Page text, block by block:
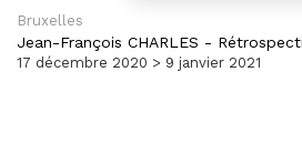
Bruxelles
Jean-François CHARLES -
17 décembre 2020 > 9 janvier 2021